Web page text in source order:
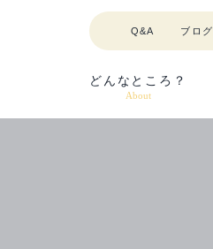
Q&A ブログ
どんなところ？
About